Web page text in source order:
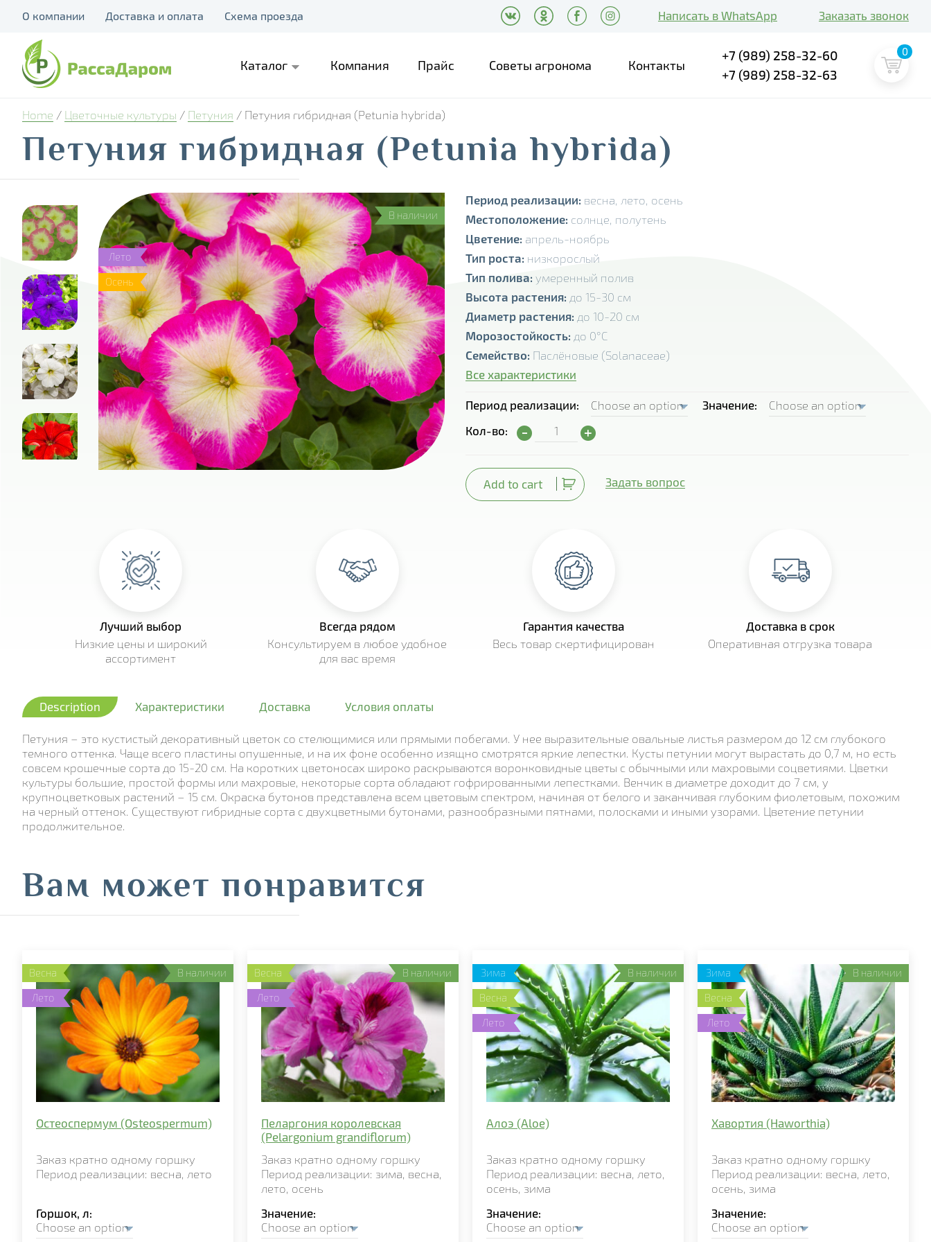
О компании Доставка и оплата Схема проезда Написать в WhatsApp Заказать звонок
Каталог Компания Прайс Советы агронома Контакты
+7 (989) 258-32-60
+7 (989) 258-32-63
0
Home / Цветочные культуры / Петуния / Петуния гибридная (Petunia hybrida)
Петуния гибридная (Petunia hybrida)
В наличии
Лето
Осень
Лето
Осень
Период реализации: весна, лето, осень
Местоположение: солнце, полутень
Цветение: апрель-ноябрь
Тип роста: низкорослый
Тип полива: умеренный полив
Высота растения: до 15-30 см
Диаметр растения: до 10-20 см
Морозостойкость: до 0°С
Семейство: Паслёновые (Solanaceae)
Все характеристики
Период реализации
Значение
Кол-во:
Петуния гибридная (Petunia hybrida) quantity
Add to cart Задать вопрос
Лучший выбор
Низкие цены и широкий
ассортимент
Всегда рядом
Консультируем в любое удобное
для вас время
Гарантия качества
Весь товар скертифицирован
Доставка в срок
Оперативная отгрузка товара
Description Характеристики Доставка Условия оплаты
Петуния – это кустистый декоративный цветок со стелющимися или прямыми побегами. У нее выразительные овальные листья размером до 12 см глубокого
темного оттенка. Чаще всего пластины опушенные, и на их фоне особенно изящно смотрятся яркие лепестки. Кусты петунии могут вырастать до 0,7 м, но есть
совсем крошечные сорта до 15-20 см. На коротких цветоносах широко раскрываются воронковидные цветы с обычными или махровыми соцветиями. Цветки
культуры большие, простой формы или махровые, некоторые сорта обладают гофрированными лепестками. Венчик в диаметре доходит до 7 см, у
крупноцветковых растений – 15 см. Окраска бутонов представлена всем цветовым спектром, начиная от белого и заканчивая глубоким фиолетовым, похожим
на черный оттенок. Существуют гибридные сорта с двухцветными бутонами, разнообразными пятнами, полосками и иными узорами. Цветение петунии
продолжительное.
Вам может понравится
В наличии
Весна
Лето
Остеоспермум (Osteospermum)
Заказ кратно одному горшку
Период реализации: весна, лето
Горшок, л
В наличии
Весна
Лето
Пеларгония королевская
(Pelargonium grandiflorum)
Заказ кратно одному горшку
Период реализации: зима, весна,
лето, осень
Значение
В наличии
Зима
Весна
Лето
Алоэ (Aloe)
Заказ кратно одному горшку
Период реализации: весна, лето,
осень, зима
Значение
В наличии
Зима
Весна
Лето
Хавортия (Haworthia)
Заказ кратно одному горшку
Период реализации: весна, лето,
осень, зима
Значение